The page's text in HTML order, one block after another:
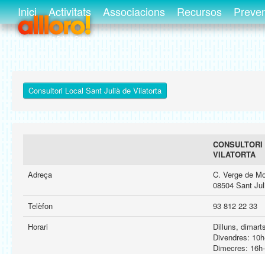
Inici Activitats Associacions Recursos
Consultori Local Sant Julià de Vilatorta
VILATORTA
Adreça
C. Verge de
08504 Sant
Telèfon
93 812 22 33
Horari
Dilluns,
Divendres:
Dimecres: